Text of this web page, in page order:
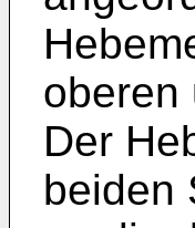
oberen
Der
beiden